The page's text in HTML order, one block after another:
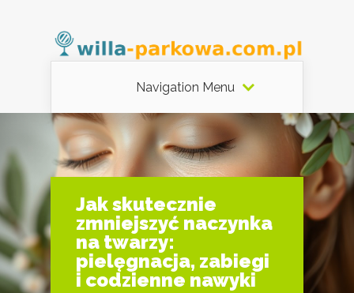
Navigation Menu
Jak skutecznie
zmniejszyć naczynka
na twarzy:
pielęgnacja, zabiegi
i codzienne nawyki